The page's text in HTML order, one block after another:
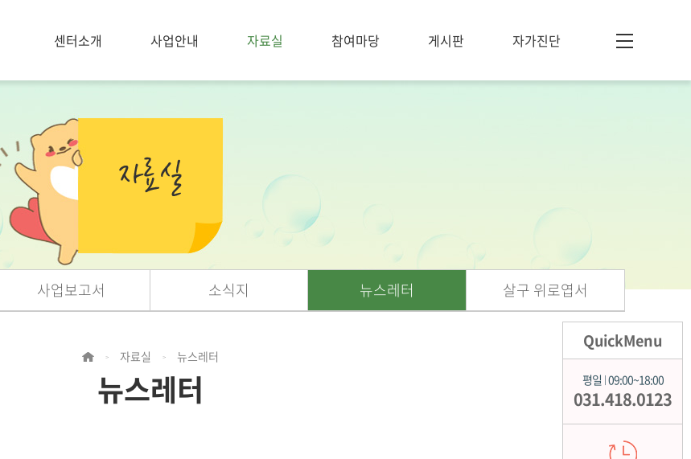
센터소개 사업안내 자료실 참여마당 게시판 자가진단
사업보고서 소식지 뉴스레터 살구 위로엽서
> 자료실 > 뉴스레터
뉴스레터
QuickMenu
평일 | 09:00~18:00
031.418.0123